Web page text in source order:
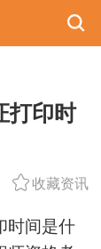
打印时
收藏资讯
间是什